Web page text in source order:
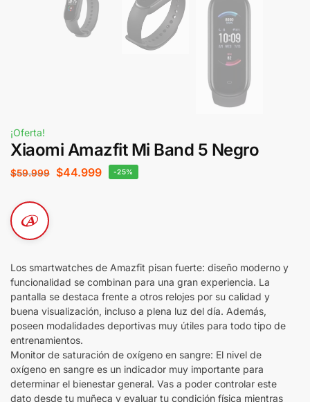
¡Oferta!
Xiaomi Amazfit Mi Band 5 Negro
$59.999 $44.999 -25%
Los smartwatches de Amazfit pisan fuerte: diseño moderno y
funcionalidad se combinan para una gran experiencia. La
pantalla se destaca frente a otros relojes por su calidad y
buena visualización, incluso a plena luz del día. Además,
poseen modalidades deportivas muy útiles para todo tipo de
entrenamientos.
Monitor de saturación de oxígeno en sangre: El nivel de
oxígeno en sangre es un indicador muy importante para
determinar el bienestar general. Vas a poder controlar este
dato desde tu muñeca y evaluar tu condición física mientras